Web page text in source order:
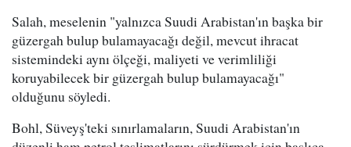
Salah, meselenin "yalnızca Suudi Arabistan'ın başka bir
güzergah bulup bulamayacağı değil, mevcut ihracat
sistemindeki aynı ölçeği, maliyeti ve verimliliği
koruyabilecek bir güzergah bulup bulamayacağı"
olduğunu söyledi.
Bohl, Süveyş'teki sınırlamaların, Suudi Arabistan'ın